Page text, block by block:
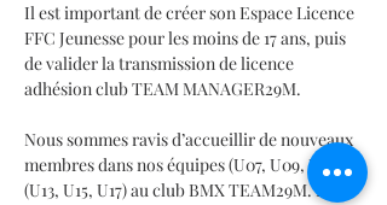
Il est important de créer son Espace Licence
FFC Jeunesse pour les moins de 17 ans, puis
de valider la transmission de licence
adhésion club TEAM MANAGER29M.
Nous sommes ravis d’accueillir de nouveaux
membres dans nos équipes (U07, U09, U11)  et
(U13, U15, U17) au club BMX TEAM29M. Pour